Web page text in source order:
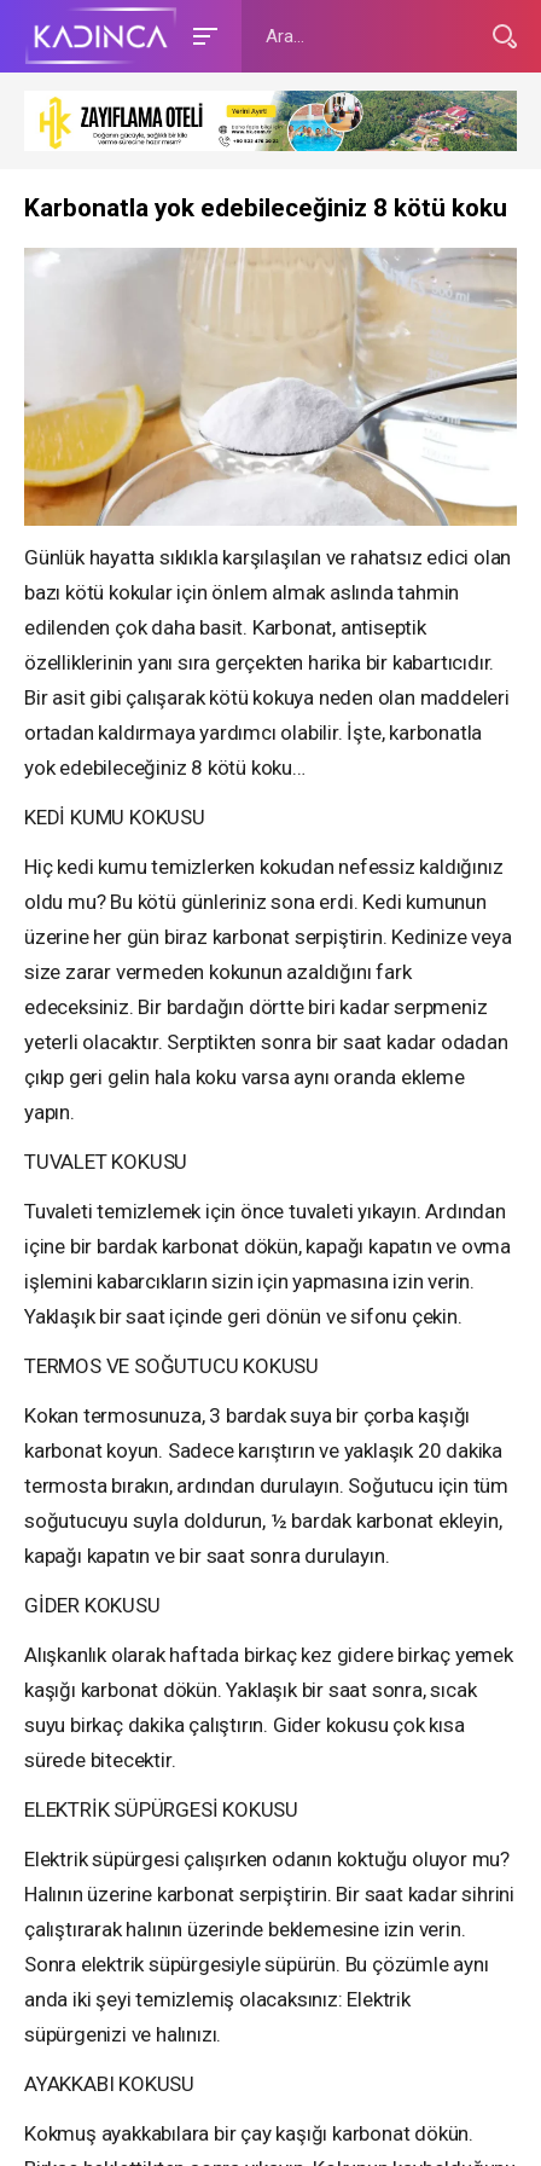
Karbonatla yok edebileceğiniz 8 kötü koku
Günlük hayatta sıklıkla karşılaşılan ve rahatsız edici olan
bazı kötü kokular için önlem almak aslında tahmin
edilenden çok daha basit. Karbonat, antiseptik
özelliklerinin yanı sıra gerçekten harika bir kabartıcıdır.
Bir asit gibi çalışarak kötü kokuya neden olan maddeleri
ortadan kaldırmaya yardımcı olabilir. İşte, karbonatla
yok edebileceğiniz 8 kötü koku…
KEDİ KUMU KOKUSU
Hiç kedi kumu temizlerken kokudan nefessiz kaldığınız
oldu mu? Bu kötü günleriniz sona erdi. Kedi kumunun
üzerine her gün biraz karbonat serpiştirin. Kedinize veya
size zarar vermeden kokunun azaldığını fark
edeceksiniz. Bir bardağın dörtte biri kadar serpmeniz
yeterli olacaktır. Serptikten sonra bir saat kadar odadan
çıkıp geri gelin hala koku varsa aynı oranda ekleme
yapın.
TUVALET KOKUSU
Tuvaleti temizlemek için önce tuvaleti yıkayın. Ardından
içine bir bardak karbonat dökün, kapağı kapatın ve ovma
işlemini kabarcıkların sizin için yapmasına izin verin.
Yaklaşık bir saat içinde geri dönün ve sifonu çekin.
TERMOS VE SOĞUTUCU KOKUSU
Kokan termosunuza, 3 bardak suya bir çorba kaşığı
karbonat koyun. Sadece karıştırın ve yaklaşık 20 dakika
termosta bırakın, ardından durulayın. Soğutucu için tüm
soğutucuyu suyla doldurun, ½ bardak karbonat ekleyin,
kapağı kapatın ve bir saat sonra durulayın.
GİDER KOKUSU
Alışkanlık olarak haftada birkaç kez gidere birkaç yemek
kaşığı karbonat dökün. Yaklaşık bir saat sonra, sıcak
suyu birkaç dakika çalıştırın. Gider kokusu çok kısa
sürede bitecektir.
ELEKTRİK SÜPÜRGESİ KOKUSU
Elektrik süpürgesi çalışırken odanın koktuğu oluyor mu?
Halının üzerine karbonat serpiştirin. Bir saat kadar sihrini
çalıştırarak halının üzerinde beklemesine izin verin.
Sonra elektrik süpürgesiyle süpürün. Bu çözümle aynı
anda iki şeyi temizlemiş olacaksınız: Elektrik
süpürgenizi ve halınızı.
AYAKKABI KOKUSU
Kokmuş ayakkabılara bir çay kaşığı karbonat dökün.